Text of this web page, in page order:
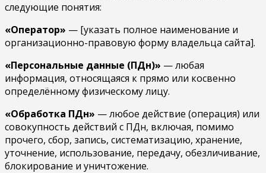
следующие понятия:
«Оператор» — [указать полное наименование и
организационно-правовую форму владельца сайта].
«Персональные данные (ПДн)» — любая
информация, относящаяся к прямо или косвенно
определённому физическому лицу.
«Обработка ПДн» — любое действие (операция) или
совокупность действий с ПДн, включая, помимо
прочего, сбор, запись, систематизацию, хранение,
уточнение, использование, передачу, обезличивание,
блокирование и уничтожение.